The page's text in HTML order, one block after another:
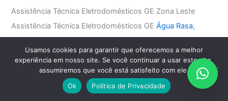
Assistência Técnica Eletrodomésticos GE Zona Leste
Assistência Técnica Eletrodomésticos GEÁgua Rasa,
Assistência Técnica Eletrodomésticos GE
Assistência Técnica Eletrodomésticos GEBelém,
Assistência Técnica Eletrodomésticos GEMooca
Usamos cookies para garantir que oferecemos a melhor
experiência em nosso site. Se você continuar a usar este site,
assumiremos que você está satisfeito com ele.
Ok
Política de Privacidade